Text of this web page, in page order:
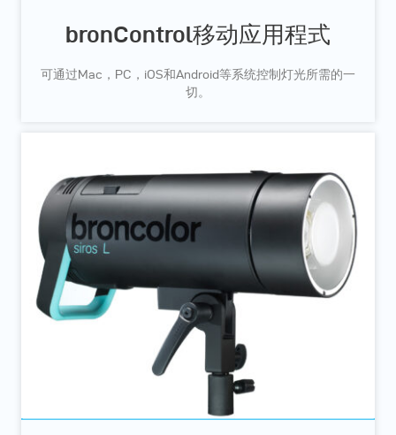
bronControl移动应用程式
可通过Mac，PC，iOS和Android等系统控制灯光所需的一
切。